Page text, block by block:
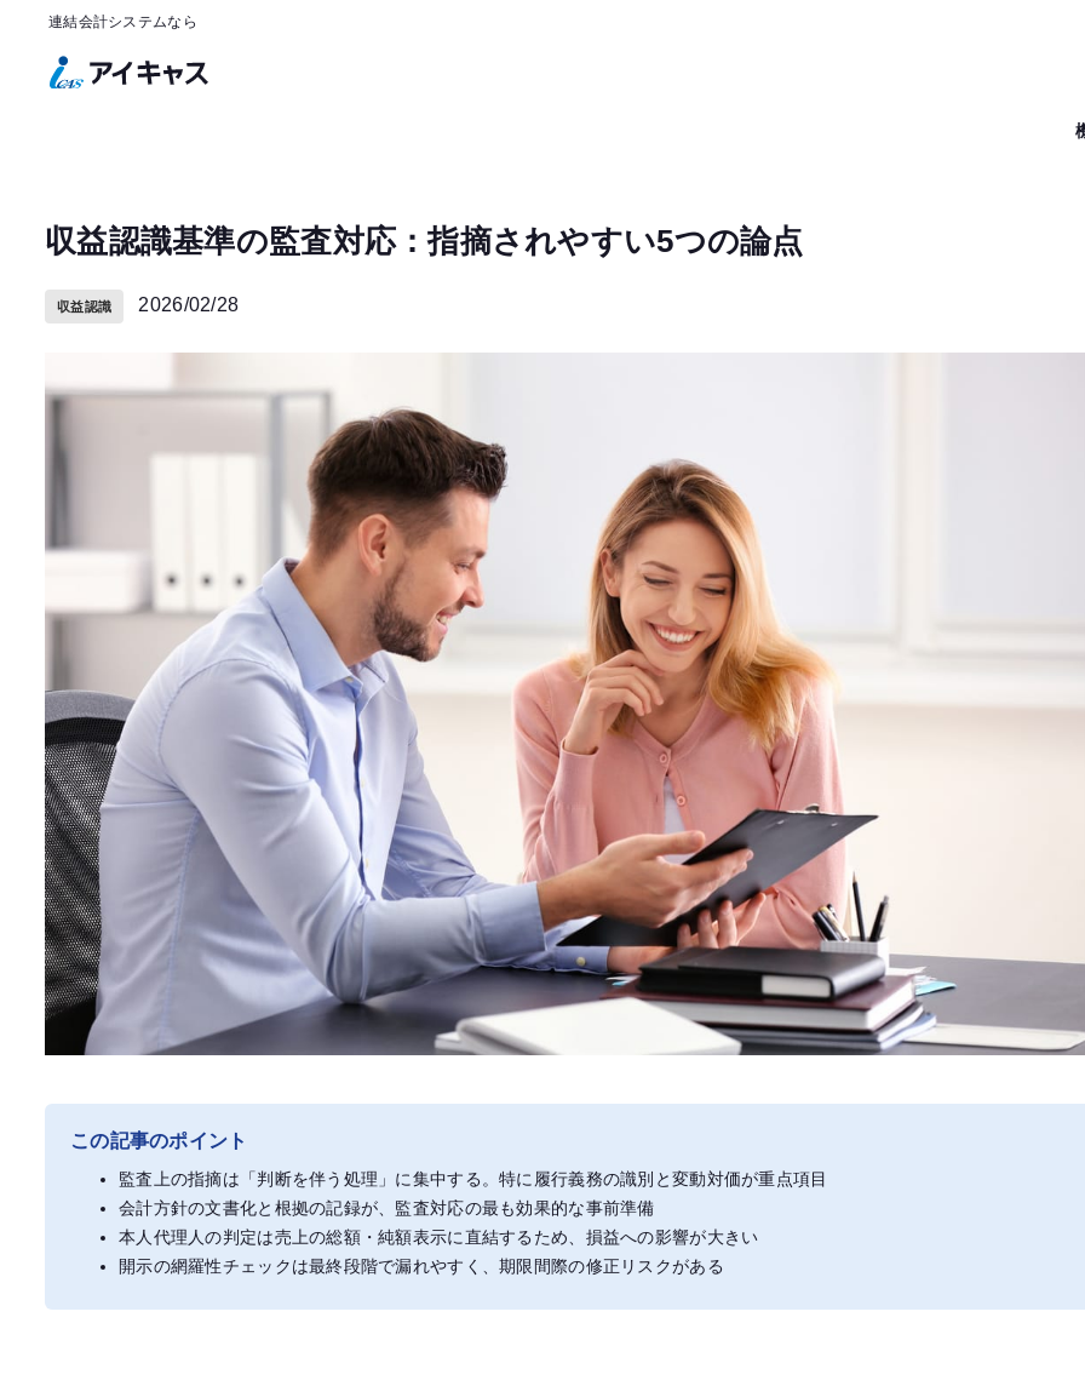
連結会計システムなら
収益認識基準の監査対応：指摘されやすい5つの論点
収益認識 2026/02/28
この記事のポイント
監査上の指摘は「判断を伴う処理」に集中する。特に履行義務の識別と変動対価が重点項目
会計方針の文書化と根拠の記録が、監査対応の最も効果的な事前準備
本人代理人の判定は売上の総額・純額表示に直結するため、損益への影響が大きい
開示の網羅性チェックは最終段階で漏れやすく、期限間際の修正リスクがある